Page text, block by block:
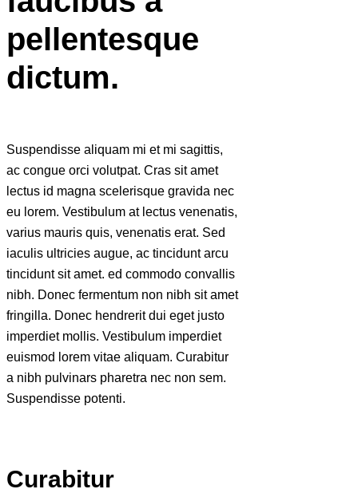
pellentesque
dictum.
Suspendisse aliquam mi et mi sagittis,
ac congue orci volutpat. Cras sit amet
lectus id magna scelerisque gravida nec
eu lorem. Vestibulum at lectus venenatis,
varius mauris quis, venenatis erat. Sed
iaculis ultricies augue, ac tincidunt arcu
tincidunt sit amet. ed commodo convallis
nibh. Donec fermentum non nibh sit amet
fringilla. Donec hendrerit dui eget justo
imperdiet mollis. Vestibulum imperdiet
euismod lorem vitae aliquam. Curabitur
a nibh pulvinars pharetra nec non sem.
Suspendisse potenti.
Curabitur